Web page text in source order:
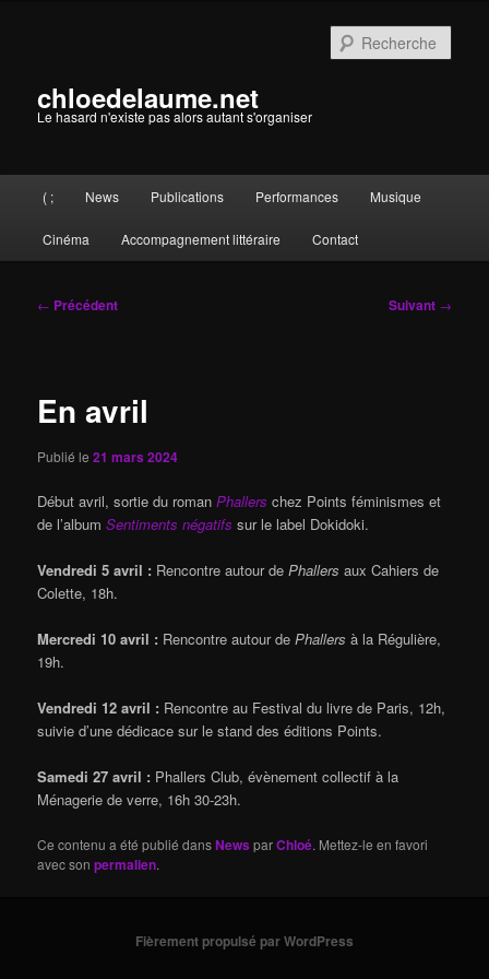
chloedelaume.net
Le hasard n'existe pas alors autant s'organiser
principal
( ; News Publications Performances Musique
Cinéma Accompagnement littéraire Contact
Navigation
← Précédent Suivant →
En avril
Publié le21 mars 2024
Début avril, sortie du romanPhallers chez Points féminismes et
de l’albumSentiments négatifs sur le label Dokidoki.
Vendredi 5 avril : Rencontre autour dePhallers aux Cahiers de
Colette, 18h.
Mercredi 10 avril : Rencontre autour dePhallers à la Régulière,
19h.
Vendredi 12 avril : Rencontre au Festival du livre de Paris, 12h,
suivie d’une dédicace sur le stand des éditions Points.
Samedi 27 avril : Phallers Club, évènement collectif à la
Ménagerie de verre, 16h 30-23h.
Ce contenu a été publié dansNews parChloé. Mettez-le en favori
avec sonpermalien.
Fièrement propulsé par WordPress